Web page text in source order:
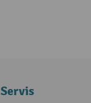
Servis